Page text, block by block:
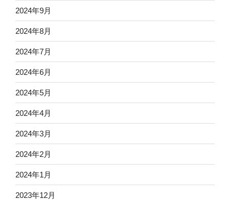
2024年9月
2024年8月
2024年7月
2024年6月
2024年5月
2024年4月
2024年3月
2024年2月
2024年1月
2023年12月